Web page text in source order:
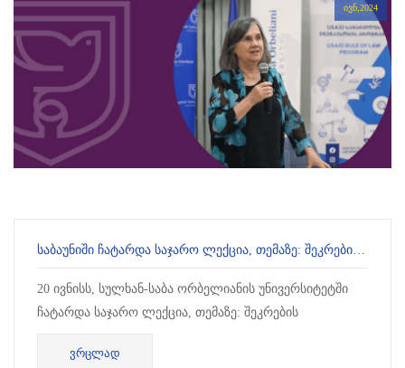
ᲘᲕᲜ,2024
ᲡᲐᲑᲐᲣᲜᲘᲨᲘ ᲩᲐᲢᲐᲠᲓᲐ ᲡᲐᲯᲐᲠᲝ ᲚᲔᲥᲪᲘᲐ, ᲗᲔᲛᲐᲖᲔ: ᲨᲔᲙᲠᲔᲑᲘᲡ ᲗᲐᲕᲘᲡᲣᲤᲚᲔᲑᲐ ᲓᲐ ᲡᲐᲛᲝᲥᲐᲚᲐᲥᲝ ᲡᲐᲖᲝᲒᲐᲓᲝᲔᲑᲘᲡ ᲠᲝᲚᲘ ᲥᲕᲔᲧᲜᲘᲡ ᲓᲔᲛᲝᲙᲠᲐᲢᲘᲣᲚ ᲒᲐᲜᲕᲘᲗᲐᲠᲔᲑᲐᲨᲘ
20 ივნისს, სულხან-საბა ორბელიანის უნივერსიტეტში
ჩატარდა საჯარო ლექცია, თემაზე: შეკრების
თავისუფლება და სამოქალაქო საზოგადოების როლი
ქვეყნის დემოკრატიულ განვითარებაში.
ᲕᲠᲪᲚᲐᲓ